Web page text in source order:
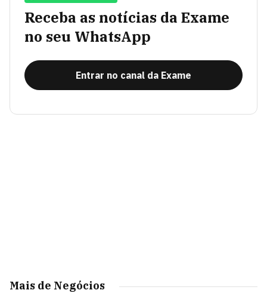
Receba as notícias da Exame
no seu WhatsApp
Entrar no canal da Exame
Mais de Negócios